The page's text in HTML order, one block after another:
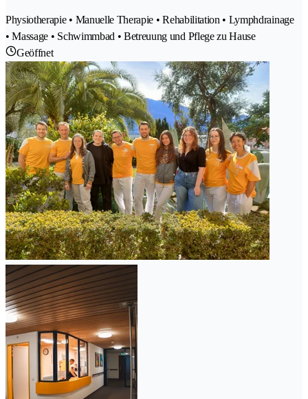
Physiotherapie • Manuelle Therapie • Rehabilitation • Lymphdrainage
• Massage • Schwimmbad • Betreuung und Pflege zu Hause
Geöffnet